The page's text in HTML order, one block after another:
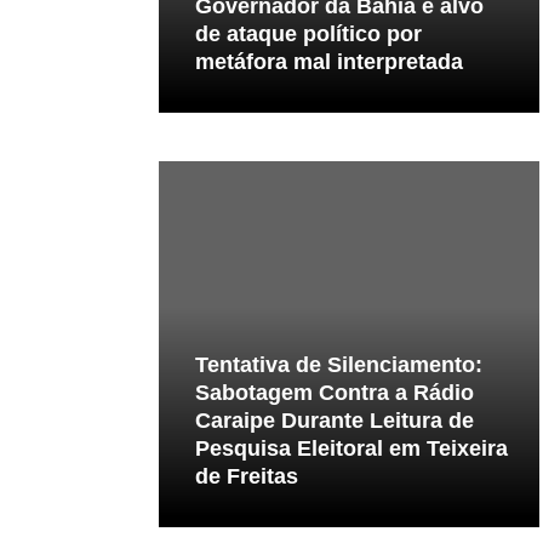
Governador da Bahia é alvo
de ataque político por
metáfora mal interpretada
Tentativa de Silenciamento:
Sabotagem Contra a Rádio
Caraipe Durante Leitura de
Pesquisa Eleitoral em Teixeira
de Freitas